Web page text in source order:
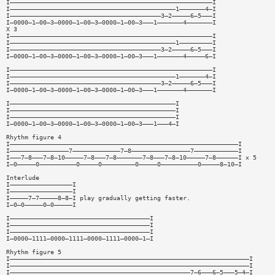
I———————————————————————————————————————————————————————I
I—————————————————————————————————————————————1———————4—I
I—————————————————————————————————————————3—2—————6—5———I
I—0000—1—00—3—0000—1—00—3—0000—1—00—3———1———————4———————I
X 3
I———————————————————————————————————————————————————————I
I—————————————————————————————————————————————1—————————I
I—————————————————————————————————————————3—2—————6—5———I
I—0000—1—00—3—0000—1—00—3—0000—1—00—3———1———————4—————6—I
I———————————————————————————————————————————————————————I
I—————————————————————————————————————————————1———————4—I
I—————————————————————————————————————————3—2—————6—5———I
I—0000—1—00—3—0000—1—00—3—0000—1—00—3———1———————4———————I
I—————————————————————————————————————————————I
I—————————————————————————————————————————————I
I—————————————————————————————————————————————I
I—0000—1—00—3—0000—1—00—3—0000—1—00—3———1———4—I
Rhythm figure 4
I——————————————————————————————————————————————————————————————I
I————————————————7—————————————7—8————————————————7————————————I
I———7—8———7—8—10—————7—8———7—8———————7—8———7—8—10—————7—8——————I x 5
I—0—————0——————————0—————0—————————0—————0——————————0—————8—10—I
Interlude
I—————————————————I
I—————————————————I
I—————7—7—————8—8—I play gradually getting faster.
I—0—0—————0—0—————I
I——————————————————————————————————————I
I——————————————————————————————————————I
I——————————————————————————————————————I
I—0000—1111—0000—1111—0000—1111—0000—1—I
Rhythm figure 5
I—————————————————————————————————————————————————————————————————I
I—————————————————————————————————————————————————————————————————I
I—————————————————————————————————————————————————7—6———6—5———5—4—I